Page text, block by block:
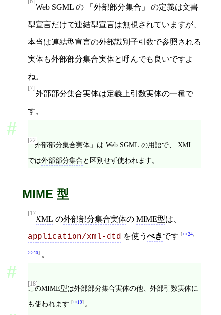
[6]
Web SGML の 外部部分集合 の定義は文書
型宣言だけで連結型宣言は無視されていますが、
本当は連結型宣言の外部識別子引数で参照される
実体も外部部分集合実体と呼んでも良いですよ
ね。
[7]
外部部分集合実体は定義上引数実体の一種で
す。
[22]
「外部部分集合実体 」は Web SGML の用語で、 XML
では外部部分集合と区別せず使われます。
MIME 型
[17]
XML の外部部分集合実体の MIME型は、
application/xml-dtd を使う べきです >>24
>>19 。
[18]
このMIME型は外部部分集合実体の他、 外部引数実体に
も使われます
>>19 。